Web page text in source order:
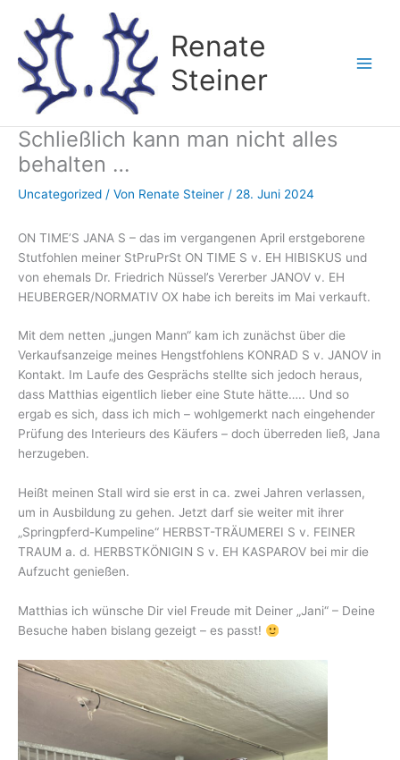
Inhalt
springen
Renate
Steiner
Schließlich kann man nicht alles
behalten …
Uncategorized / Von Renate Steiner / 28. Juni 2024
ON TIME’S JANA S – das im vergangenen April erstgeborene
Stutfohlen meiner StPruPrSt ON TIME S v. EH HIBISKUS und
von ehemals Dr. Friedrich Nüssel’s Vererber JANOV v. EH
HEUBERGER/NORMATIV OX habe ich bereits im Mai verkauft.
Mit dem netten „jungen Mann“ kam ich zunächst über die
Verkaufsanzeige meines Hengstfohlens KONRAD S v. JANOV in
Kontakt. Im Laufe des Gesprächs stellte sich jedoch heraus,
dass Matthias eigentlich lieber eine Stute hätte….. Und so
ergab es sich, dass ich mich – wohlgemerkt nach eingehender
Prüfung des Interieurs des Käufers – doch überreden ließ, Jana
herzugeben.
Heißt meinen Stall wird sie erst in ca. zwei Jahren verlassen,
um in Ausbildung zu gehen. Jetzt darf sie weiter mit ihrer
„Springpferd-Kumpeline“ HERBST-TRÄUMEREI S v. FEINER
TRAUM a. d. HERBSTKÖNIGIN S v. EH KASPAROV bei mir die
Aufzucht genießen.
Matthias ich wünsche Dir viel Freude mit Deiner „Jani“ – Deine
Besuche haben bislang gezeigt – es passt!